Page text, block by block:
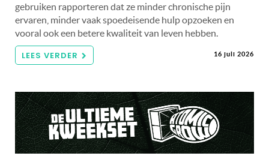
gebruiken rapporteren dat ze minder chronische pijn
ervaren, minder vaak spoedeisende hulp opzoeken en
vooral ook een betere kwaliteit van leven hebben.
LEES VERDER 16 juli 2026